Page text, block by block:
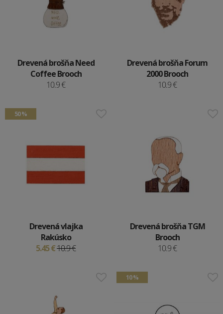
Drevená brošňa Need
Coffee Brooch
10.9 €
Drevená brošňa Forum
2000 Brooch
10.9 €
50 %
Drevená vlajka
Rakúsko
5.45 €10.9 €
Drevená brošňa TGM
Brooch
10.9 €
10 %